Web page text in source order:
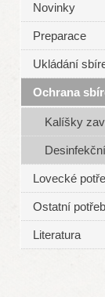
Novinky
Preparace
Ukládání
Ochrana
Kalíšky
Lovecké
Ostatní
Literatura